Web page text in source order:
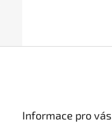
Informace pro vás